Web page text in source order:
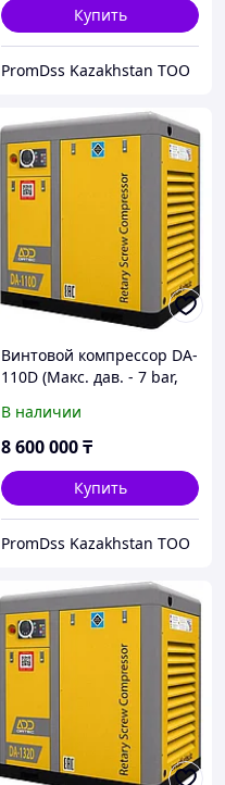
Купить
PromDss Kazakhstan TOO
Винтовой компрессор DA-
110D (Макс. дав. - 7 bar,
В наличии
8 600 000₸
Купить
PromDss Kazakhstan TOO